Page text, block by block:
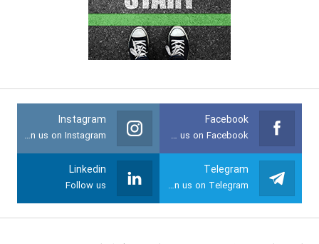
Facebook
Join us on Facebook
Instagram
Join us on Instagram
Telegram
Join us on Telegram
Linkedin
Follow us